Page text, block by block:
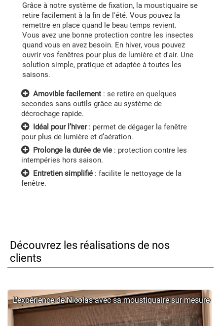
Grâce à notre système de fixation, la moustiquaire se
retire facilement à la fin de l'été. Vous pouvez la
remettre en place quand le beau temps revient.
Vous avez une bonne protection contre les insectes
quand vous en avez besoin. En hiver, vous pouvez
ouvrir vos fenêtres pour plus de lumière et d'air. Une
solution simple, pratique et adaptée à toutes les
saisons.
Amovible facilement : se retire en quelques
secondes sans outils grâce au système de
décrochage rapide.
Idéal pour l’hiver: permet de dégager la fenêtre
pour plus de lumière et d’aération.
Prolonge la durée de vie : protection contre les
intempéries hors saison.
Entretien simplifié : facilite le nettoyage de la
fenêtre.
Découvrez les réalisations de nos
clients
L'expérience de Nicolas avec sa moustiquaire sur mesure